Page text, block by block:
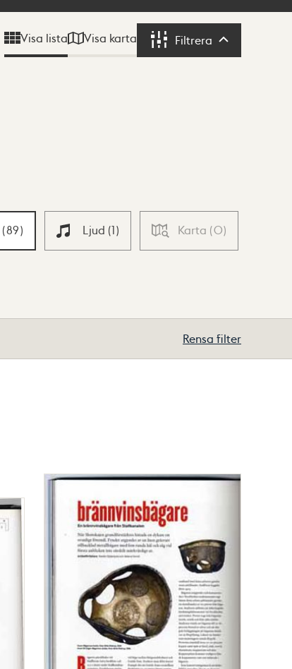
Visa lista Visa karta Filtrera Filtrera
(89) Ljud (1) Karta (0)
Rensa filter